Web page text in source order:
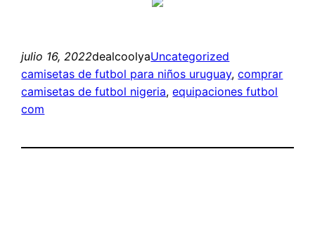
julio 16, 2022dealcoolyaUncategorized
camisetas de futbol para niños uruguay, comprar
camisetas de futbol nigeria, equipaciones futbol
com